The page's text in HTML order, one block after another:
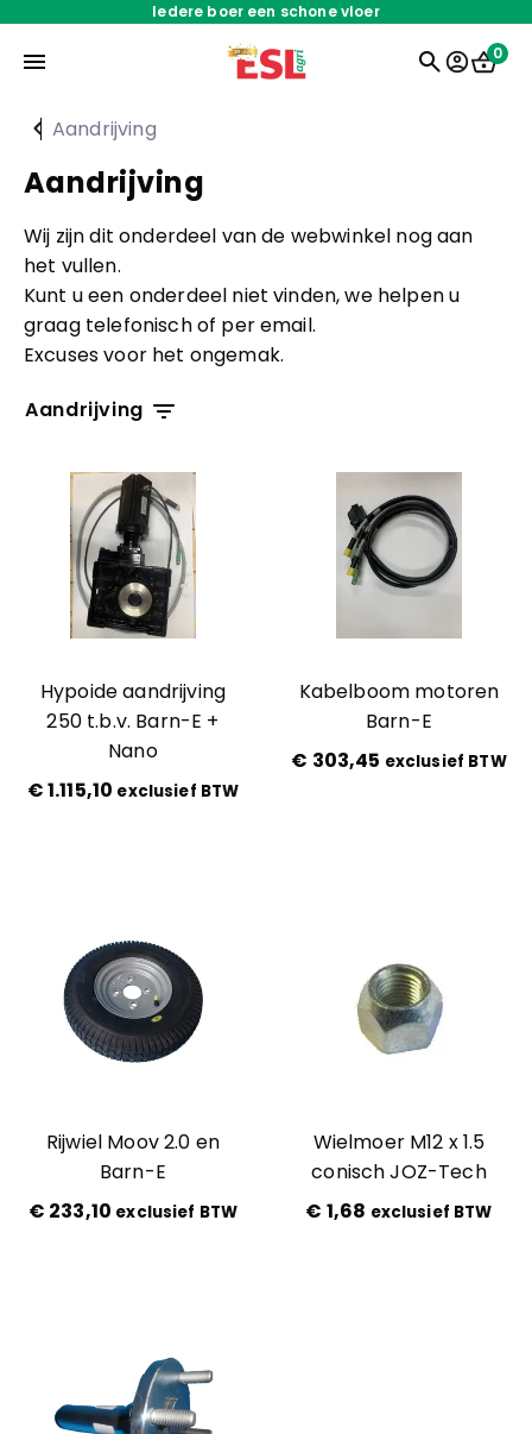
Iedere boer een schone vloer
Home
Onderdelen
Oplossingen
Werken bij
Kennis en praktijk
0
Aandrijving
Aandrijving
Wij zijn dit onderdeel van de webwinkel nog aan
het vullen.
Kunt u een onderdeel niet vinden, we helpen u
graag telefonisch of per email.
Excuses voor het ongemak.
Aandrijving
Aandrijving
Diverse Barn-E
Navigatie
Rotormodule
Schuif
Stroom
JT100
JT200EVO
Occasions
Zonder categorie
Hypoide aandrijving
250 t.b.v. Barn-E +
Nano
€1.115,10 exclusief BTW
Kabelboom motoren
Barn-E
€ 303,45 exclusief BTW
Rijwiel Moov 2.0 en
Barn-E
€ 233,10 exclusief BTW
Wielmoer M12 x 1.5
conisch JOZ-Tech
€ 1,68 exclusief BTW